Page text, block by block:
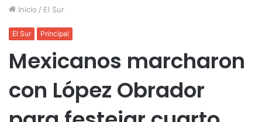
Inicio / El Sur
El Sur Principal
Mexicanos marcharon
con López Obrador